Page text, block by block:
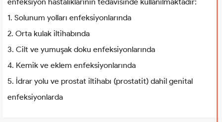
1. Solunum yolları enfeksiyonlarında
2. Orta kulak iltihabında
3. Cilt ve yumuşak doku enfeksiyonlarında
4. Kemik ve eklem enfeksiyonlarında
5. İdrar yolu ve prostat iltihabı (prostatit) dahil genital
enfeksiyonlarda